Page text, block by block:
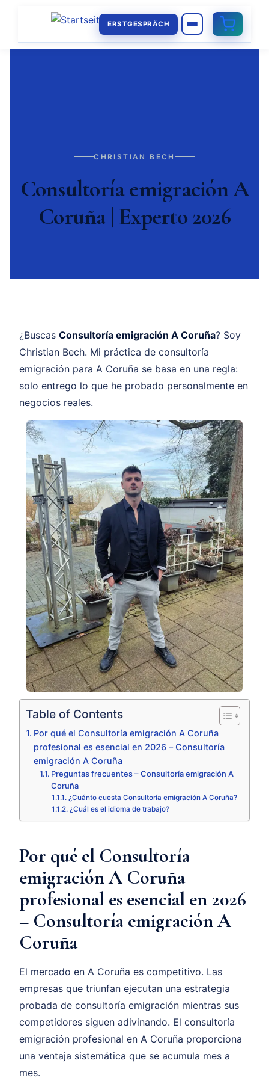
ERSTGESPRÄCH
CHRISTIAN BECH
Consultoría emigración A
Coruña | Experto 2026
¿Buscas Consultoría emigración A Coruña? Soy
Christian Bech. Mi práctica de consultoría
emigración para A Coruña se basa en una regla:
solo entrego lo que he probado personalmente en
negocios reales.
Table of Contents
Por qué el Consultoría emigración A Coruña
profesional es esencial en 2026 – Consultoría
emigración A Coruña
Preguntas frecuentes – Consultoría emigración A
Coruña
¿Cuánto cuesta Consultoría emigración A Coruña?
¿Cuál es el idioma de trabajo?
Por qué el Consultoría
emigración A Coruña
profesional es esencial en 2026
– Consultoría emigración A
Coruña
El mercado en A Coruña es competitivo. Las
empresas que triunfan ejecutan una estrategia
probada de consultoría emigración mientras sus
competidores siguen adivinando. El consultoría
emigración profesional en A Coruña proporciona
una ventaja sistemática que se acumula mes a
mes.